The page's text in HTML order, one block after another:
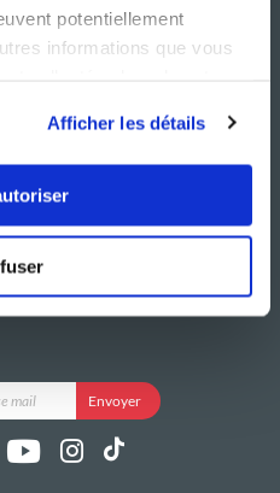
potentiellement
informations que vous
Afficher les détails
Contactez-nous
Mentions légales
Politique de confidentialité
Utilisation des Cookies